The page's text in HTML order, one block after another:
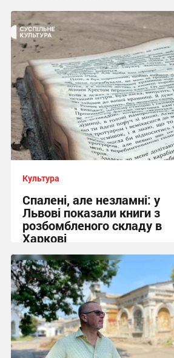
Культура
Спалені, але незламні: у
Львові показали книги з
розбомбленого складу в
Харкові
22:33 вчора